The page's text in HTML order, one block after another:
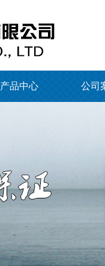
产品中心 公司